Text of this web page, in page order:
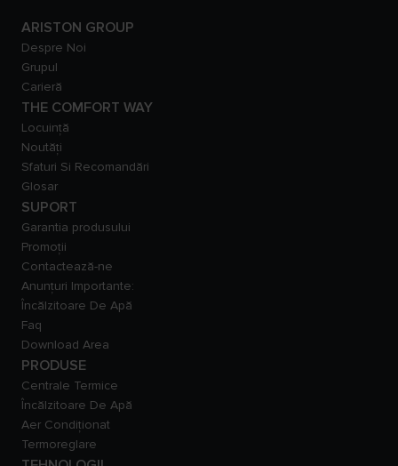
ARISTON GROUP
Despre Noi
Grupul
Carieră
THE COMFORT WAY
Locuință
Noutăți
Sfaturi Si Recomandări
Glosar
SUPORT
Garantia produsului
Promoții
Contactează-ne
Anunțuri Importante:
Încălzitoare De Apă
Faq
Download Area
PRODUSE
Centrale Termice
Încălzitoare De Apă
Aer Condiționat
Termoreglare